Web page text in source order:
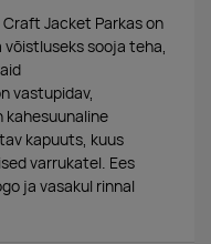
Jacket Parkas on
võistluseks sooja teha,
vastupidav,
kahesuunaline
kapuuts, kuus
varrukatel. Ees
ja vasakul rinnal